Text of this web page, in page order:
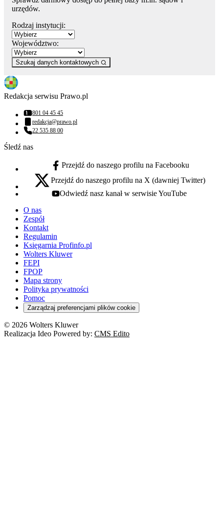
urzędów.
Rodzaj instytucji:
Województwo:
Szukaj danych kontaktowych
Redakcja serwisu Prawo.pl
Numer telefonu:
801 04 45 45
Adres email:
redakcja@prawo.pl
Numer telefonu:
22 535 88 00
Śledź nas
facebook - otwiera się w nowej karcie
Przejdź do naszego profilu na Facebooku
x - otwiera się w nowej karcie
Przejdź do naszego profilu na X (dawniej Twitter)
youtube - otwiera się w nowej karcie
Odwiedź nasz kanał w serwisie YouTube
O nas
Zespół
Kontakt
Regulamin
Księgarnia Profinfo.pl
Wolters Kluwer
FEPI
FPOP
Mapa strony
Polityka prywatności
Pomoc
Zarządzaj preferencjami plików cookie
© 2026 Wolters Kluwer
Realizacja Ideo Powered by: CMS Edito